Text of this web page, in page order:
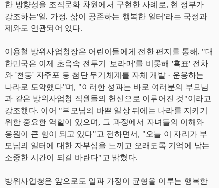
한 방향성을 조직문화 차원에서 구현한 사례로, 현 정부가
강조하는'일, 가정, 삶이 공존하는 행복한 일터'라는 국정과
제와도 연관되어 있다.
이용철 방위사업청장은 어린이들에게 전한 편지를 통해, "대
한민국은 이제 초음속 전투기 '보라매'를 비롯해 '흑표' 전차
와 '천둥' 자주포 등 첨단 무기체계를 자체 개발 · 운용하는
나라로 도약했다"며, "이러한 성과는 바로 여러분의 부모님
과 같은 방위사업청 직원들의 헌신으로 이루어진 것"이라고
강조했다. 이어 "부모님의 바쁜 일상 뒤에는 나라를 지키기
위한 중요한 역할이 있으며, 그 과정에서 자녀들의 이해와
응원이 큰 힘이 되고 있다"고 전하면서, "오늘 이 자리가 부
모님의 일터에 대한 자부심을 느끼고 오래도록 기억에 남는
소중한 시간이 되길 바란다"고 밝혔다.
방위사업청은 앞으로도 일과 가정이 균형을 이루는 행복한